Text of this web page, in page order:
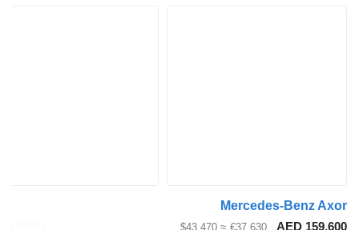
Mercedes-Benz Axor
AED 159,600
€37,630
≈ $43,470